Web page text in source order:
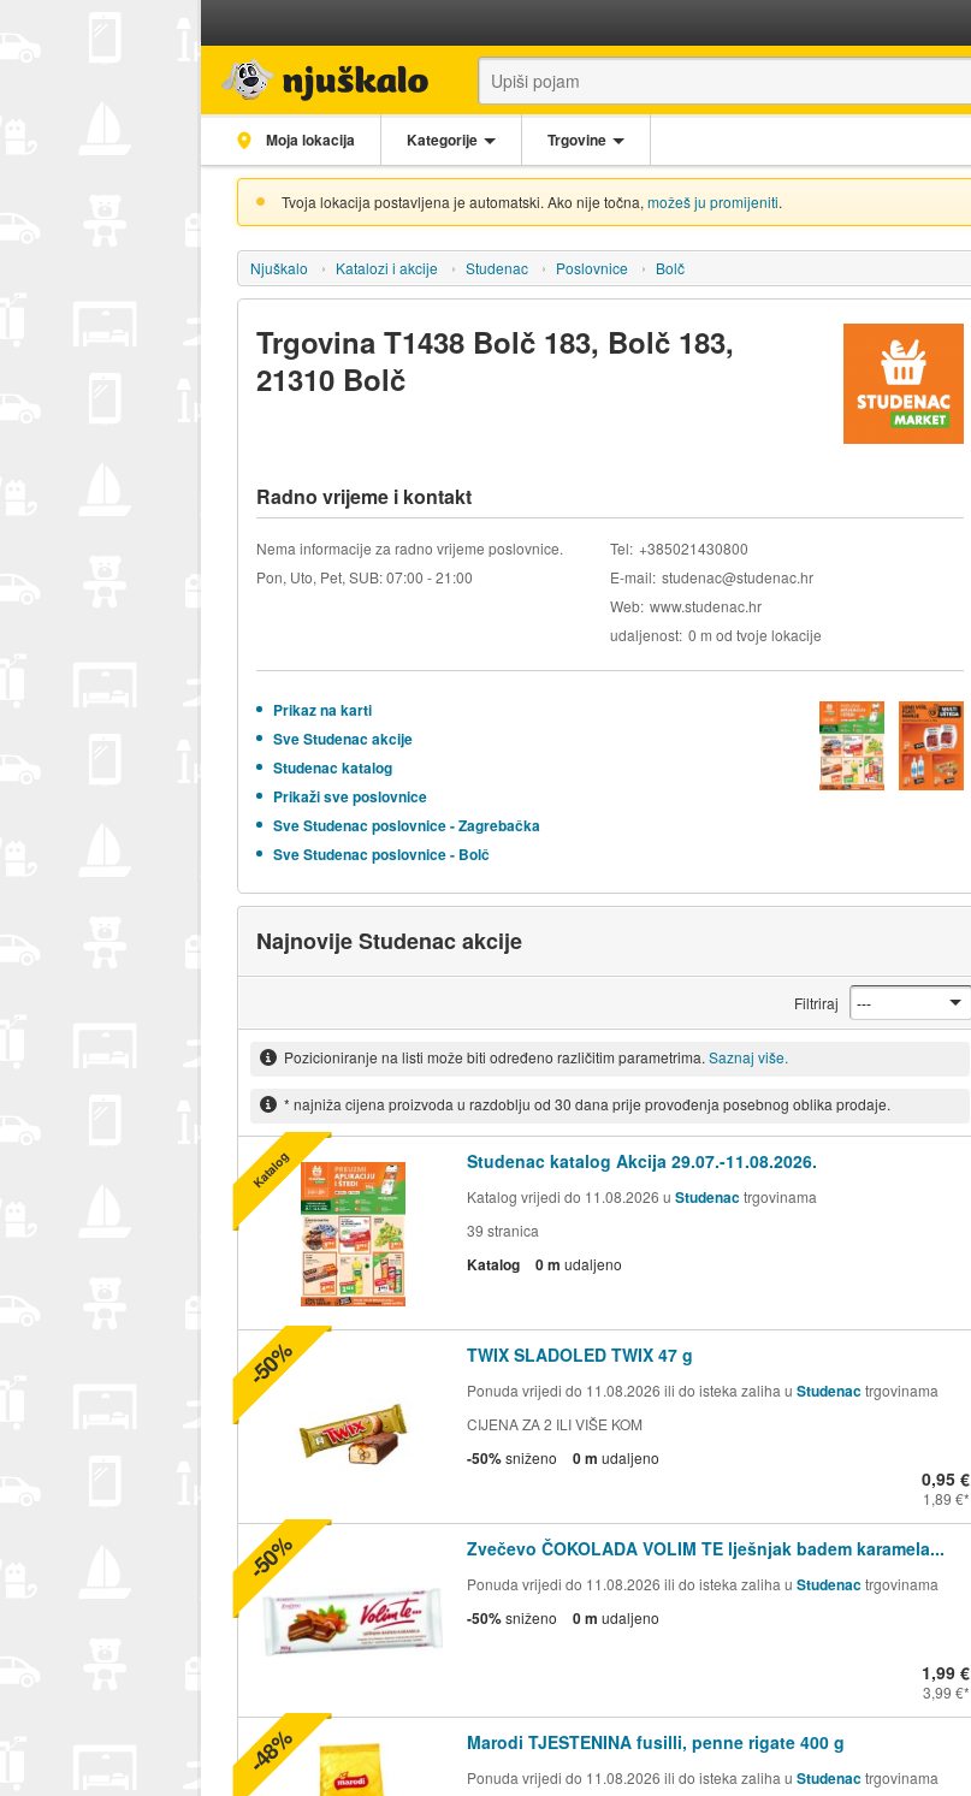
Moja lokacija Kategorije Trgovine
Tvoja lokacija postavljena je automatski. Ako nije točna, možeš ju promijeniti.
Njuškalo Katalozi i akcije Studenac Poslovnice Bolč
Trgovina T1438 Bolč 183, Bolč 183,
21310 Bolč
Radno vrijeme i kontakt
Nema informacije za radno vrijeme poslovnice.
Pon, Uto, Pet, SUB: 07:00 - 21:00
Tel +385021430800
E-mail studenac@studenac.hr
Web www.studenac.hr
udaljenost 0 m od tvoje lokacije
Prikaz na karti
Sve Studenac akcije
Studenac katalog
Prikaži sve poslovnice
Sve Studenac poslovnice - Zagrebačka
Sve Studenac poslovnice - Bolč
Najnovije Studenac akcije
Filtriraj
Pozicioniranje na listi može biti određeno različitim parametrima. Saznaj više.
* najniža cijena proizvoda u razdoblju od 30 dana prije provođenja posebnog oblika prodaje.
Studenac katalog Akcija 29.07.-11.08.2026.
Katalog vrijedi do 11.08.2026 u Studenactrgovinama
39 stranica
Katalog 0 m udaljeno
Katalog
TWIX SLADOLED TWIX 47 g
Ponuda vrijedi do 11.08.2026 ili do isteka zaliha u Studenactrgovinama
CIJENA ZA 2 ILI VIŠE KOM
-50%sniženo 0 m udaljeno
0,95 €
1,89 €
-50%
Zvečevo ČOKOLADA VOLIM TE lješnjak badem karamela...
Ponuda vrijedi do 11.08.2026 ili do isteka zaliha u Studenactrgovinama
-50%sniženo 0 m udaljeno
1,99 €
3,99 €
-50%
Marodi TJESTENINA fusilli, penne rigate 400 g
Ponuda vrijedi do 11.08.2026 ili do isteka zaliha u Studenactrgovinama
-48%